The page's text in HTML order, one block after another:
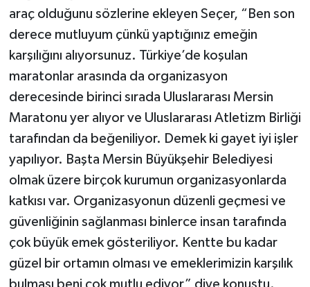
araç olduğunu sözlerine ekleyen Seçer, “Ben son
derece mutluyum çünkü yaptığınız emeğin
karşılığını alıyorsunuz. Türkiye’de koşulan
maratonlar arasında da organizasyon
derecesinde birinci sırada Uluslararası Mersin
Maratonu yer alıyor ve Uluslararası Atletizm Birliği
tarafından da beğeniliyor. Demek ki gayet iyi işler
yapılıyor. Başta Mersin Büyükşehir Belediyesi
olmak üzere birçok kurumun organizasyonlarda
katkısı var. Organizasyonun düzenli geçmesi ve
güvenliğinin sağlanması binlerce insan tarafında
çok büyük emek gösteriliyor. Kentte bu kadar
güzel bir ortamın olması ve emeklerimizin karşılık
bulması beni çok mutlu ediyor” diye konuştu.